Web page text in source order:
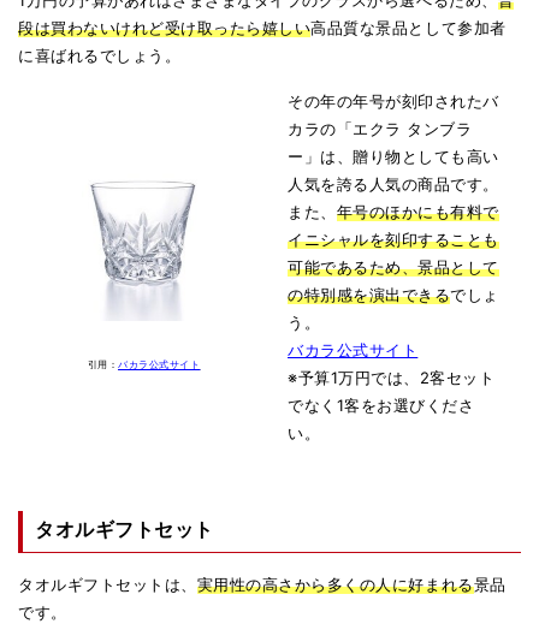
段は買わないけれど受け取ったら嬉しい高品質な景品として参加者
に喜ばれるでしょう。
引用： バカラ公式サイト
その年の年号が刻印されたバ
カラの「エクラ タンブラ
ー」は、贈り物としても高い
人気を誇る人気の商品です。
また、 年号のほかにも有料で
イニシャルを刻印することも
可能であるため、景品として
の特別感を演出できるでしょ
う。
バカラ公式サイト
※予算1万円では、2客セット
でなく1客をお選びくださ
い。
タオルギフトセット
タオルギフトセットは、 実用性の高さから多くの人に好まれる景品
です。